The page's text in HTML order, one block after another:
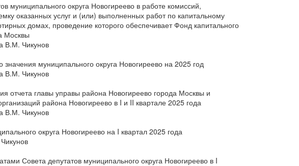
муниципального округа Новогиреево в работе комиссий,
оказанных услуг и (или) выполненных работ по капитальному
домах, проведение которого обеспечивает Фонд капитального
Москвы
В.М. Чикунов
муниципального округа Новогиреево на 2025 год
В.М. Чикунов
отчета главы управы района Новогиреево города Москвы и
района Новогиреево в I и II квартале 2025 года
В.М. Чикунов
округа Новогиреево на I квартал 2025 года
Совета депутатов муниципального округа Новогиреево в I